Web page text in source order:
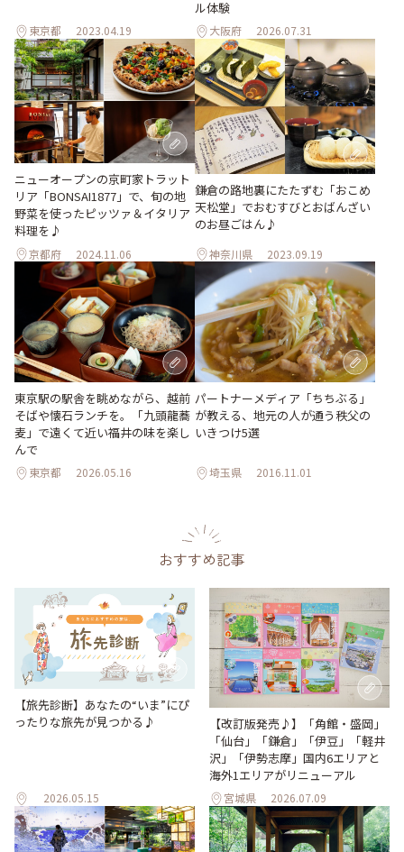
東京都 2023.04.19
ル体験
大阪府 2026.07.31
ニューオープンの京町家トラット
リア「BONSAI1877」で、旬の地
野菜を使ったピッツァ＆イタリア
料理を♪
京都府 2024.11.06
鎌倉の路地裏にたたずむ「おこめ
天松堂」でおむすびとおばんざい
のお昼ごはん♪
神奈川県 2023.09.19
東京駅の駅舎を眺めながら、越前
そばや懐石ランチを。「九頭龍蕎
麦」で遠くて近い福井の味を楽し
んで
東京都 2026.05.16
パートナーメディア「ちちぶる」
が教える、地元の人が通う秩父の
いきつけ5選
埼玉県 2016.11.01
おすすめ記事
【旅先診断】あなたの“いま”にぴ
ったりな旅先が見つかる♪
2026.05.15
【改訂版発売♪】「角館・盛岡」
「仙台」「鎌倉」「伊豆」「軽井
沢」「伊勢志摩」国内6エリアと
海外1エリアがリニューアル
宮城県 2026.07.09